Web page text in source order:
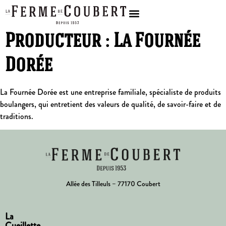
Producteur : La Fournée
Dorée
La Fournée Dorée est une entreprise familiale, spécialiste de produits
boulangers, qui entretient des valeurs de qualité, de savoir-faire et de
traditions.
Allée des Tilleuls – 77170 Coubert
La